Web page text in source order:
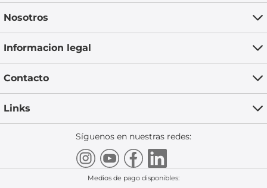
Nosotros
Informacion legal
Contacto
Links
Síguenos en nuestras redes:
Medios de pago disponibles: